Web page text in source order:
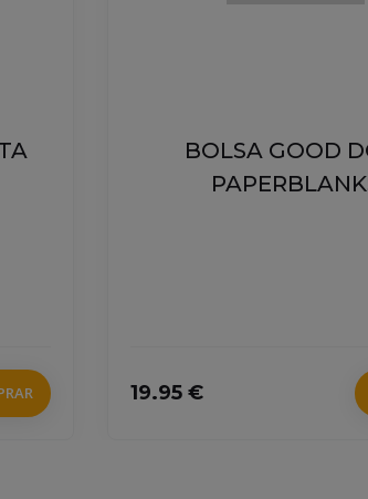
BOLSA GOOD
19.95 €